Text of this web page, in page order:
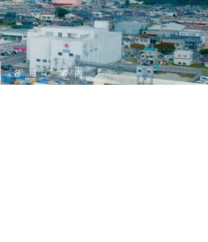
各 種 ご 案 内